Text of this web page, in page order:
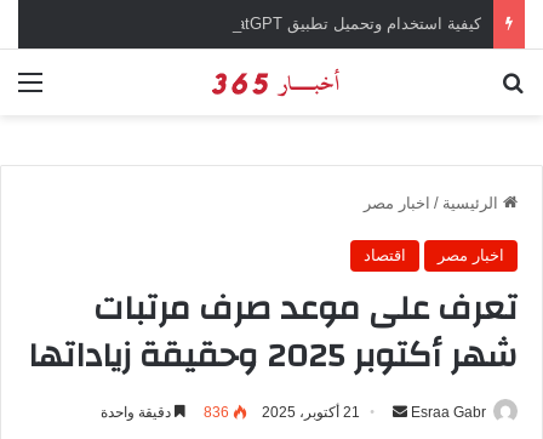
الرئيسية / اخبار مصر
اخبار مصر اقتصاد
تعرف على موعد صرف مرتبات
شهر أكتوبر 2025 وحقيقة زياداتها
Esraa Gabr 21 أكتوبر، 2025 836 دقيقة واحدة